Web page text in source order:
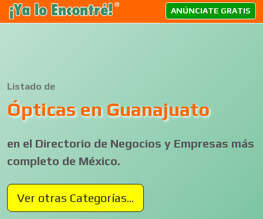
ANÚNCIATE GRATIS
Listado de
Ópticas en Guanajuato
en el Directorio de Negocios y Empresas más
completo de México.
Ver otras Categorías...